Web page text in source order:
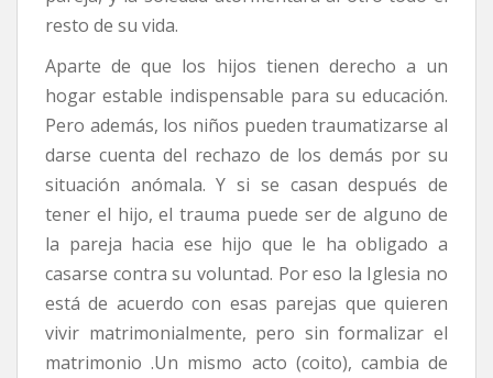
resto de su vida.
Aparte de que los hijos tienen derecho a un
hogar estable indispensable para su educación.
Pero además, los niños pueden traumatizarse al
darse cuenta del rechazo de los demás por su
situación anómala. Y si se casan después de
tener el hijo, el trauma puede ser de alguno de
la pareja hacia ese hijo que le ha obligado a
casarse contra su voluntad. Por eso la Iglesia no
está de acuerdo con esas parejas que quieren
vivir matrimonialmente, pero sin formalizar el
matrimonio .Un mismo acto (coito), cambia de